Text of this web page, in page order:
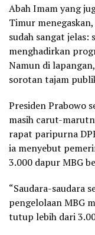
Abah Imam yang
Timur
sudah sangat jelas:
menghadirkan
Namun di
sorotan tajam
Presiden Prabowo
masih carut-
rapat paripurna
ia menyebut
3.000 dapur MBG
“Saudara-saudara
pengelolaan MBG
tutup lebih dari